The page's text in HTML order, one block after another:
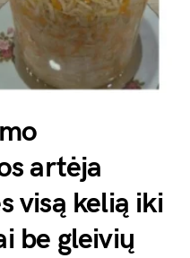
artėja
visą kelią iki
be gleivių